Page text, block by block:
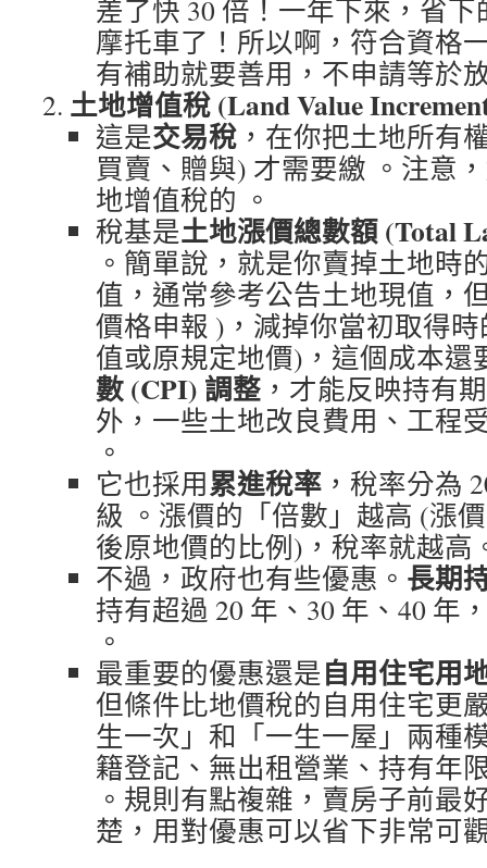
差了快 30 倍！一年下來，省
摩托車了！所以啊，符合資格
有補助就要善用，不申請等於
土地增值稅 (Land Value
這是交易稅 ，在你把土地所有
買賣、贈與) 才需要繳 。注意，
地增值稅的 。
稅基是土地漲價總數額 (Total
。簡單說，就是你賣掉土地時
值，通常參考公告土地現值，
價格申報 )，減掉你當初取得
值或原規定地價)，這個成本還
數 (CPI) 調整 ，才能反映持有
外，一些土地改良費用、工程
。
它也採用累進稅率 ，稅率分為
級 。漲價的「倍數」越高 (漲
後原地價的比例)，稅率就越高
不過，政府也有些優惠。 長期
持有超過 20 年、30 年、40 年
。
最重要的優惠還是自用住宅用
但條件比地價稅的自用住宅更
生一次」和「一生一屋」兩種
籍登記、無出租營業、持有年
。規則有點複雜，賣房子前最
楚，用對優惠可以省下非常可